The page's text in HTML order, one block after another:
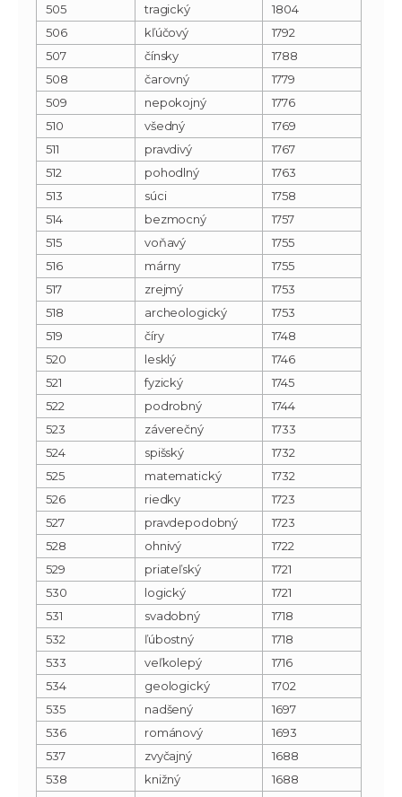
505
tragický
1804
506
kľúčový
1792
507
čínsky
1788
508
čarovný
1779
509
nepokojný
1776
510
všedný
1769
511
pravdivý
1767
512
pohodlný
1763
513
súci
1758
514
bezmocný
1757
515
voňavý
1755
516
márny
1755
517
zrejmý
1753
518
archeologický
1753
519
číry
1748
520
lesklý
1746
521
fyzický
1745
522
podrobný
1744
523
záverečný
1733
524
spišský
1732
525
matematický
1732
526
riedky
1723
527
pravdepodobný
1723
528
ohnivý
1722
529
priateľský
1721
530
logický
1721
531
svadobný
1718
532
ľúbostný
1718
533
veľkolepý
1716
534
geologický
1702
535
nadšený
1697
536
románový
1693
537
zvyčajný
1688
538
knižný
1688